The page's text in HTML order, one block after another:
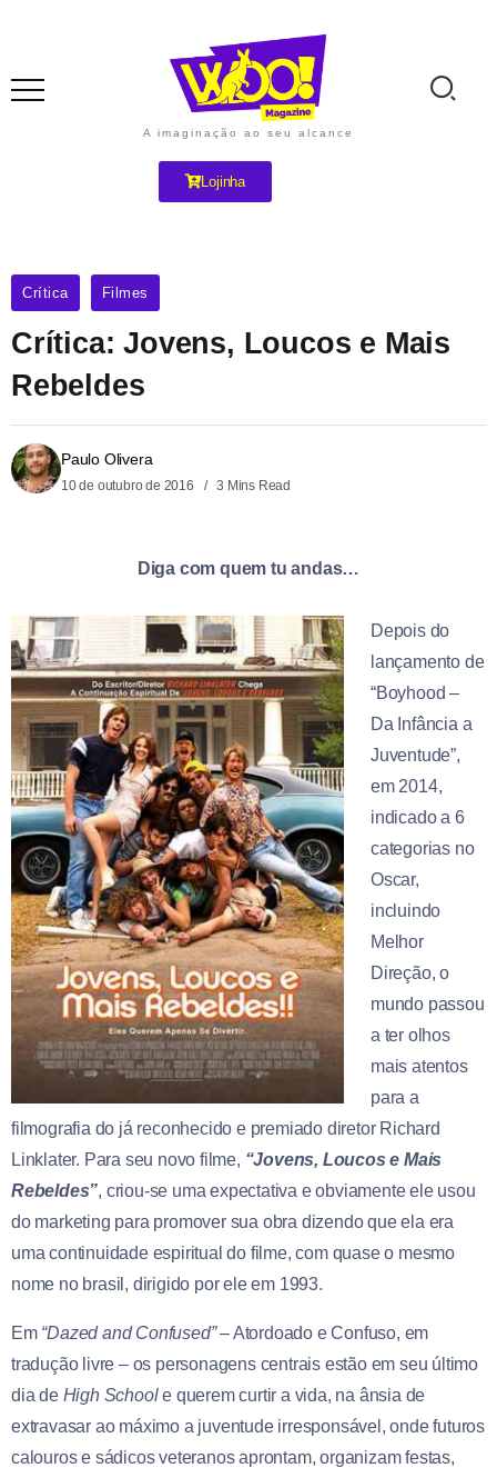
A imaginação ao seu alcance
Lojinha
Crítica Filmes
Crítica: Jovens, Loucos e Mais
Rebeldes
Paulo Olivera
10 de outubro de 2016 3 Mins Read
Diga com quem tu andas…
Depois do
lançamento de
“Boyhood –
Da Infância a
Juventude”,
em 2014,
indicado a 6
categorias no
Oscar,
incluindo
Melhor
Direção, o
mundo passou
a ter olhos
mais atentos
para a
filmografia do já reconhecido e premiado diretor Richard
Linklater. Para seu novo filme, “Jovens, Loucos e Mais
Rebeldes”, criou-se uma expectativa e obviamente ele usou
do marketing para promover sua obra dizendo que ela era
uma continuidade espiritual do filme, com quase o mesmo
nome no brasil, dirigido por ele em 1993.
Em “Dazed and Confused”– Atordoado e Confuso, em
tradução livre – os personagens centrais estão em seu último
dia de High Schoole querem curtir a vida, na ânsia de
extravasar ao máximo a juventude irresponsável, onde futuros
calouros e sádicos veteranos aprontam, organizam festas,